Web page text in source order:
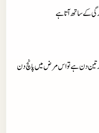
کے ساتھ آتا ہے
تین دن ہے تو اس مرض میں پانچ دن